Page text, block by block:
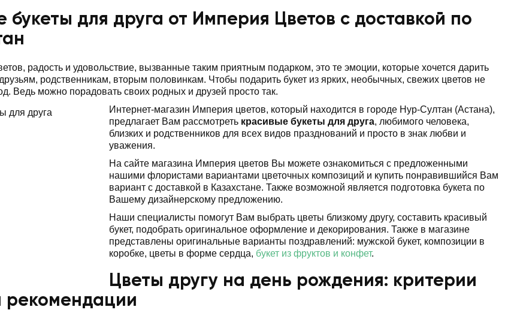
букеты для друга от Империя Цветов с доставкой по
радость и удовольствие, вызванные таким приятным подарком, это те эмоции, которые хочется дарить
родственникам, вторым половинкам. Чтобы подарить букет из ярких, необычных, свежих цветов не
Ведь можно порадовать своих родных и друзей просто так.
Интернет-магазин Империя цветов, который находится в городе Нур-Султан (Астана),
предлагает Вам рассмотреть красивые букеты для друга, любимого человека,
близких и родственников для всех видов празднований и просто в знак любви и
уважения.
На сайте магазина Империя цветов Вы можете ознакомиться с предложенными
нашими флористами вариантами цветочных композиций и купить понравившийся Вам
вариант с доставкой в Казахстане. Также возможной является подготовка букета по
Вашему дизайнерскому предложению.
Наши специалисты помогут Вам выбрать цветы близкому другу, составить красивый
букет, подобрать оригинальное оформление и декорирования. Также в магазине
представлены оригинальные варианты поздравлений: мужской букет, композиции в
коробке, цветы в форме сердца, букет из фруктов и конфет.
Цветы другу на день рождения: критерии
рекомендации